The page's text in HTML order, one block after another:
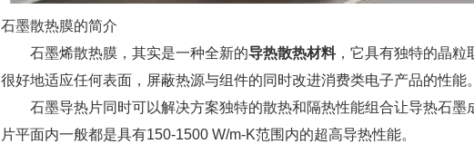
石墨散热膜的简介
石墨烯散热膜，其实是一种全新的导热散热材料，它具有独特的晶粒
很好地适应任何表面，屏蔽热源与组件的同时改进消费类电子产品的性能。
石墨导热片同时可以解决方案独特的散热和隔热性能组合让导热石
片平面内一般都是具有150-1500 W/m-K范围内的超高导热性能。